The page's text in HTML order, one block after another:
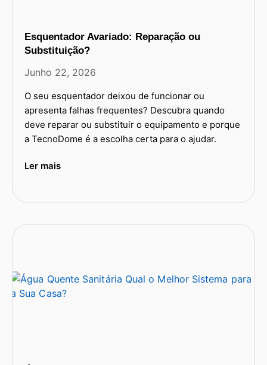
Esquentador Avariado: Reparação ou
Substituição?
Junho 22, 2026
O seu esquentador deixou de funcionar ou
apresenta falhas frequentes? Descubra quando
deve reparar ou substituir o equipamento e porque
a TecnoDome é a escolha certa para o ajudar.
Ler mais